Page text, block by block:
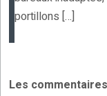
portillons […]
Les